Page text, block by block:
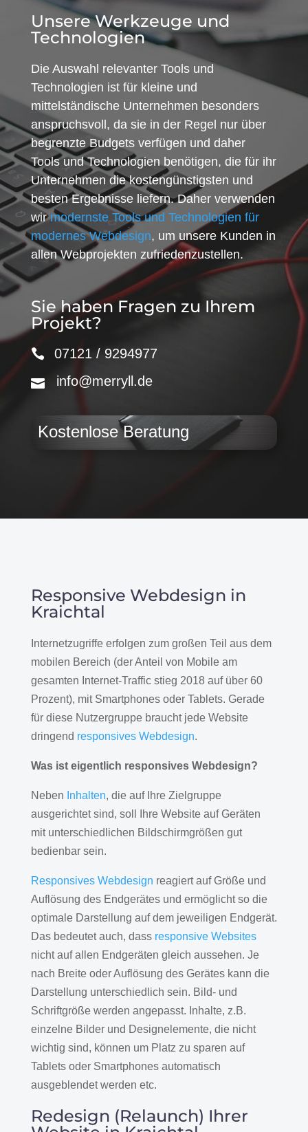
Unsere Werkzeuge und
Technologien
Die Auswahl relevanter Tools und
Technologien ist für kleine und
mittelständische Unternehmen besonders
anspruchsvoll, da sie in der Regel nur über
begrenzte Budgets verfügen und daher
Tools und Technologien benötigen, die für ihr
Unternehmen die kostengünstigsten und
besten Ergebnisse liefern. Daher verwenden
wirmodernste Tools und Technologien für
modernes Webdesign, um unsere Kunden in
allen Webprojekten zufriedenzustellen.
Sie haben Fragen zu Ihrem
Projekt?
07121 / 9294977
info@merryll.de
Kostenlose Beratung
Responsive Webdesign in
Kraichtal
Internetzugriffe erfolgen zum großen Teil aus dem
mobilen Bereich (der Anteil von Mobile am
gesamten Internet-Traffic stieg 2018 auf über 60
Prozent), mit Smartphones oder Tablets. Gerade
für diese Nutzergruppe braucht jede Website
dringend responsives Webdesign.
Was ist eigentlich responsives Webdesign?
Neben Inhalten, die auf Ihre Zielgruppe
ausgerichtet sind, soll Ihre Website auf Geräten
mit unterschiedlichen Bildschirmgrößen gut
bedienbar sein.
Responsives Webdesign reagiert auf Größe und
Auflösung des Endgerätes und ermöglicht so die
optimale Darstellung auf dem jeweiligen Endgerät.
Das bedeutet auch, dass responsive Websites
nicht auf allen Endgeräten gleich aussehen. Je
nach Breite oder Auflösung des Gerätes kann die
Darstellung unterschiedlich sein. Bild- und
Schriftgröße werden angepasst. Inhalte, z.B.
einzelne Bilder und Designelemente, die nicht
wichtig sind, können um Platz zu sparen auf
Tablets oder Smartphones automatisch
ausgeblendet werden etc.
Redesign (Relaunch) Ihrer